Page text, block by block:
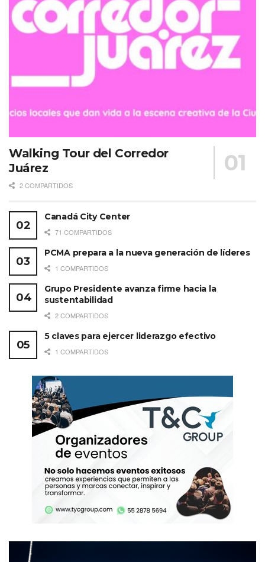
Walking Tour del Corredor
Juárez
2 COMPARTIDOS
Canadá City Center
71 COMPARTIDOS
PCMA prepara a la nueva generación de líderes
1 COMPARTIDOS
Grupo Presidente avanza firme hacia la
sustentabilidad
2 COMPARTIDOS
5 claves para ejercer liderazgo efectivo
1 COMPARTIDOS